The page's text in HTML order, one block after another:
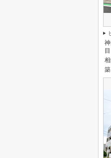
目